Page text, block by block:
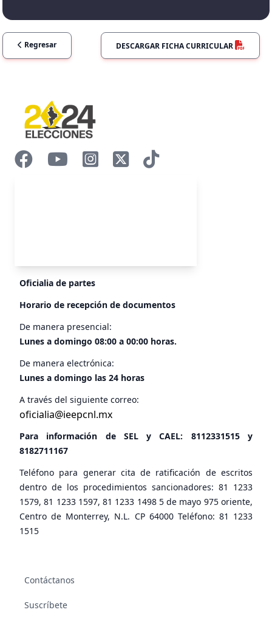
Regresar DESCARGAR FICHA CURRICULAR
Oficialia de partes
Horario de recepción de documentos
De manera presencial:
Lunes a domingo 08:00 a 00:00 horas.
De manera electrónica:
Lunes a domingo las 24 horas
A través del siguiente correo:
oficialia@ieepcnl.mx
Para información de SEL y CAEL: 8112331515y
8182711167
Teléfono para generar cita de ratificación de escritos
dentro de los procedimientos sancionadores: 81 1233
1579, 81 1233 1597, 81 1233 1498 5 de mayo 975 oriente,
Centro de Monterrey, N.L. CP 64000 Teléfono: 81 1233
1515
Contáctanos
Suscríbete